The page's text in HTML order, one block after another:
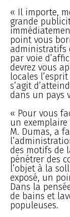
« Il importe,
grande
point vous
administratifs
par voie
devrez vous
locales
s’agit
dans un pays
« Pour vous
un
M. Dumas, a
des motifs de
pénétrer des
l’objet à la
exposé, un
Dans la
de bains et
populeuses.